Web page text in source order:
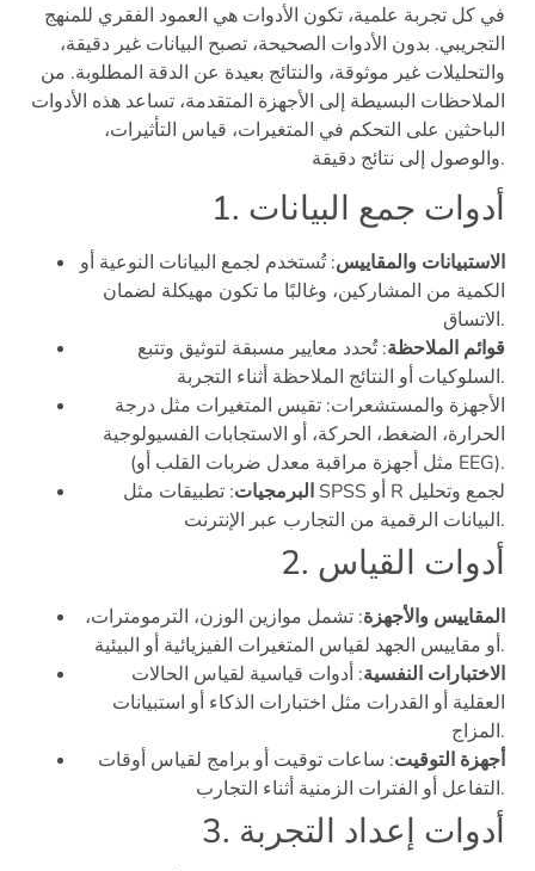
في كل تجربة علمية، تكون الأدوات هي العمود الفقري للمنهج
التجريبي. بدون الأدوات الصحيحة، تصبح البيانات غير دقيقة،
والتحليلات غير موثوقة، والنتائج بعيدة عن الدقة المطلوبة. من
الملاحظات البسيطة إلى الأجهزة المتقدمة، تساعد هذه الأدوات
الباحثين على التحكم في المتغيرات، قياس التأثيرات،
والوصول إلى نتائج دقيقة.
1. أدوات جمع البيانات
الاستبيانات والمقاييس: تُستخدم لجمع البيانات النوعية أو
الكمية من المشاركين، وغالبًا ما تكون مهيكلة لضمان
الاتساق.
قوائم الملاحظة: تُحدد معايير مسبقة لتوثيق وتتبع
السلوكيات أو النتائج الملاحظة أثناء التجربة.
الأجهزة والمستشعرات: تقيس المتغيرات مثل درجة
الحرارة، الضغط، الحركة، أو الاستجابات الفسيولوجية
(مثل أجهزة مراقبة معدل ضربات القلب أو EEG).
البرمجيات: تطبيقات مثل SPSS أو R لجمع وتحليل
البيانات الرقمية من التجارب عبر الإنترنت.
2. أدوات القياس
المقاييس والأجهزة: تشمل موازين الوزن، الترمومترات،
أو مقاييس الجهد لقياس المتغيرات الفيزيائية أو البيئية.
الاختبارات النفسية: أدوات قياسية لقياس الحالات
العقلية أو القدرات مثل اختبارات الذكاء أو استبيانات
المزاج.
أجهزة التوقيت: ساعات توقيت أو برامج لقياس أوقات
التفاعل أو الفترات الزمنية أثناء التجارب.
3. أدوات إعداد التجربة